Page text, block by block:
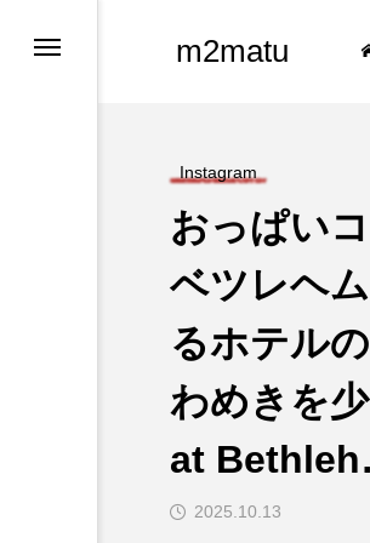
m2matu
Instagram
おっぱい
ベツレヘ
るホテル
わめきを
at
2025.10.13